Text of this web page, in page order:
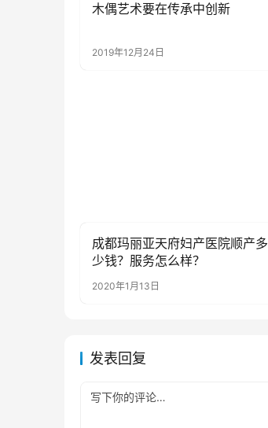
母婴亲子
木偶艺术要在传承中创新
2019年12月24日
母婴亲子
成都玛丽亚天府妇产医院顺产多
少钱？服务怎么样？
2020年1月13日
发表回复